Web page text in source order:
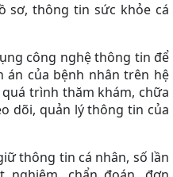
sơ, thông tin sức khỏe cá
công nghệ thông tin để
của bệnh nhân trên hệ
trình thăm khám, chữa
dõi, quản lý thông tin của
thông tin cá nhân, số lần